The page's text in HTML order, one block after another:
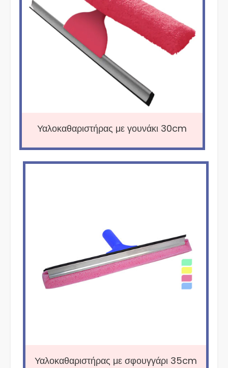
Υαλοκαθαριστήρας με γουνάκι 30cm
Υαλοκαθαριστήρας με σφουγγάρι 35cm